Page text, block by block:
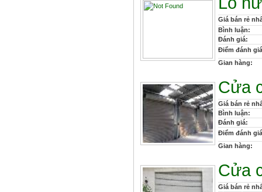
Giá bán rẻ
Bình luận:
Đánh giá:
Điểm đánh
Gian hàng:
Cửa
Giá bán rẻ
Bình luận:
Đánh giá:
Điểm đánh
Gian hàng:
Cửa
Giá bán rẻ